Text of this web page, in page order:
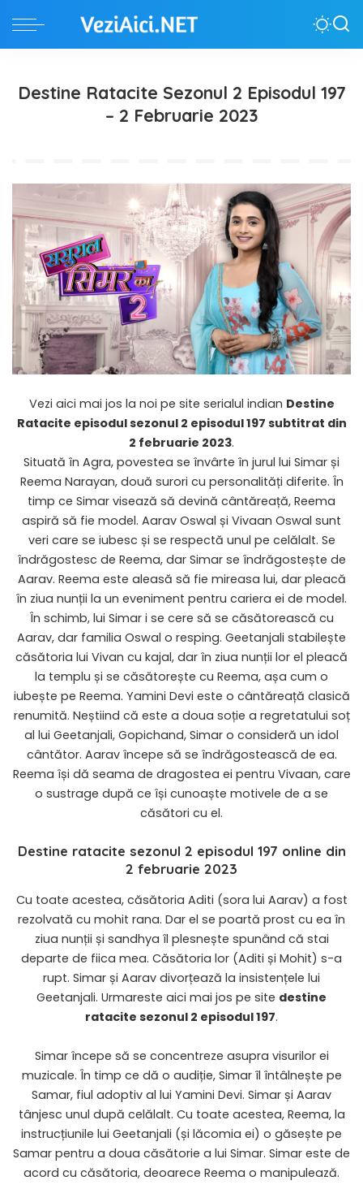
Destine Ratacite Sezonul 2 Episodul 197
– 2 Februarie 2023
Vezi aici mai jos la noi pe site serialul indian Destine
Ratacite episodul sezonul 2 episodul 197 subtitrat din
2 februarie 2023.
Situată în Agra, povestea se învârte în jurul lui Simar și
Reema Narayan, două surori cu personalități diferite. În
timp ce Simar visează să devină cântăreață, Reema
aspiră să fie model. Aarav Oswal și Vivaan Oswal sunt
veri care se iubesc și se respectă unul pe celălalt. Se
îndrăgostesc de Reema, dar Simar se îndrăgostește de
Aarav. Reema este aleasă să fie mireasa lui, dar pleacă
în ziua nunții la un eveniment pentru cariera ei de model.
În schimb, lui Simar i se cere să se căsătorească cu
Aarav, dar familia Oswal o resping. Geetanjali stabilește
căsătoria lui Vivan cu kajal, dar în ziua nunții lor el pleacă
la templu și se căsătorește cu Reema, așa cum o
iubește pe Reema. Yamini Devi este o cântăreață clasică
renumită. Neștiind că este a doua soție a regretatului soț
al lui Geetanjali, Gopichand, Simar o consideră un idol
cântător. Aarav începe să se îndrăgostească de ea.
Reema își dă seama de dragostea ei pentru Vivaan, care
o sustrage după ce își cunoaște motivele de a se
căsători cu el.
Destine ratacite sezonul 2 episodul 197 online din
2 februarie 2023
Cu toate acestea, căsătoria Aditi (sora lui Aarav) a fost
rezolvată cu mohit rana. Dar el se poartă prost cu ea în
ziua nunții și sandhya îl plesnește spunând că stai
departe de fiica mea. Căsătoria lor (Aditi și Mohit) s-a
rupt. Simar și Aarav divorțează la insistențele lui
Geetanjali. Urmareste aici mai jos pe site destine
ratacite sezonul 2 episodul 197.
Simar începe să se concentreze asupra visurilor ei
muzicale. În timp ce dă o audiție, Simar îl întâlnește pe
Samar, fiul adoptiv al lui Yamini Devi. Simar și Aarav
tânjesc unul după celălalt. Cu toate acestea, Reema, la
instrucțiunile lui Geetanjali (și lăcomia ei) o găsește pe
Samar pentru a doua căsătorie a lui Simar. Simar este de
acord cu căsătoria, deoarece Reema o manipulează.